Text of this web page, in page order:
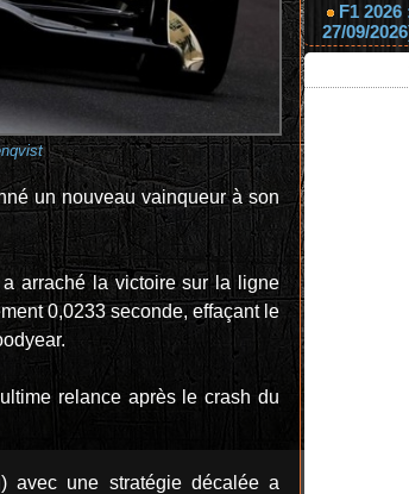
un nouveau vainqueur à son
arraché la victoire sur la ligne
0,0233 seconde, effaçant le
relance après le crash du
avec une stratégie décalée a
F1
27/09/